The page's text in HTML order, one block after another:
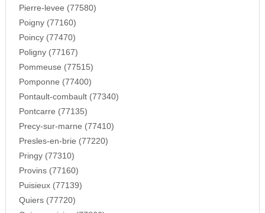
Pierre-levee (77580)
Poigny (77160)
Poincy (77470)
Poligny (77167)
Pommeuse (77515)
Pomponne (77400)
Pontault-combault (77340)
Pontcarre (77135)
Precy-sur-marne (77410)
Presles-en-brie (77220)
Pringy (77310)
Provins (77160)
Puisieux (77139)
Quiers (77720)